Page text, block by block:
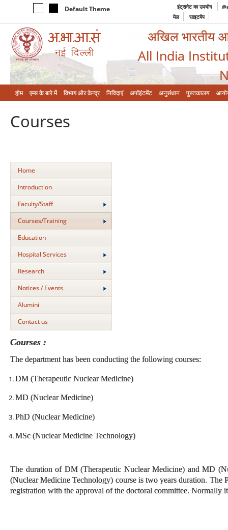
Default Theme इंट्रानेट का उपयोग
मेल
साइटमैप
अखिल भारतीय
All India
होम एम्‍स के बारे में विभाग और केन्‍द्र निविदाएं अपॉइंटमेंट अनुसंधान पुस्तकालय
Courses
Home
Introduction
Faculty/Staff
Courses/Training
Education
Hospital Services
Research
Notices / Events
Alumini
Contact us
Courses :
The department has been conducting the following courses:
DM (Therapeutic Nuclear Medicine)
MD (Nuclear Medicine)
PhD (Nuclear Medicine)
MSc (Nuclear Medicine Technology)
The duration of DM (Therapeutic Nuclear Medicine) and MD
(Nuclear Medicine Technology) course is two years duration. The
registration with the approval of the doctoral committee. Normally